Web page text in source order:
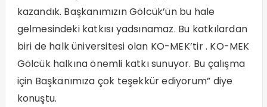
kazandık. Başkanımızın Gölcük’ün bu hale
gelmesindeki katkısı yadsınamaz. Bu katkılardan
biri de halk üniversitesi olan KO-MEK’tir . KO-MEK
Gölcük halkına önemli katkı sunuyor. Bu çalışma
için Başkanımıza çok teşekkür ediyorum” diye
konuştu.